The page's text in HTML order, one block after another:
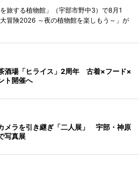
旅する植物館」（宇部市野中3）で8月1
冒険2026 ～夜の植物館を楽しもう～」が
酒場「ヒライス」2周年 古着×フード×
ト開催へ
メラを引き継ぎ「二人展」 宇部・神原
写真展